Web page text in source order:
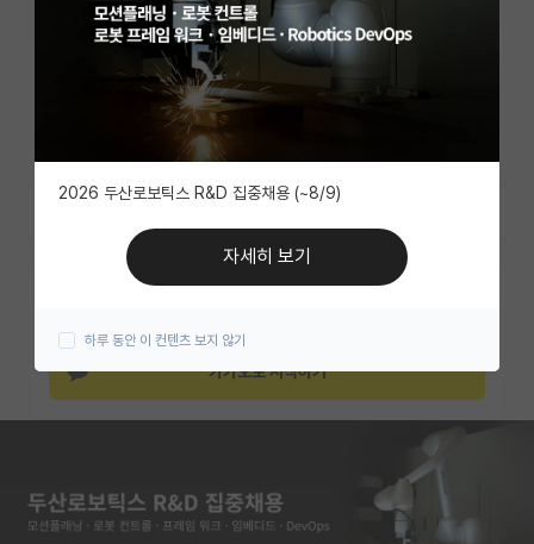
PI 회원 신청
유학교육
이벤트
반도체 아카데미
2026 두산로보틱스 R&D 집중채용 (~8/9)
자세히 보기
하루 동안 이 컨텐츠 보지 않기
카카오로 시작하기
이윤규
부교수
중앙대학교 소프트웨어학부
younkyul@cau.ac.kr
https://www.ais.cau.ac.kr